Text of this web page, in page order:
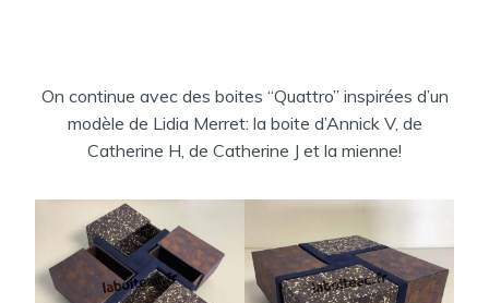
On continue avec des boites “Quattro” inspirées d’un
modèle de Lidia Merret: la boite d’Annick V, de
Catherine H, de Catherine J et la mienne!